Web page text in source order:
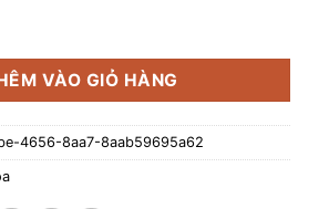
Kombucha Collagen Oneday hoà tan -
VÀO GIỎ HÀNG
4656-8aa7-8aab59695a62